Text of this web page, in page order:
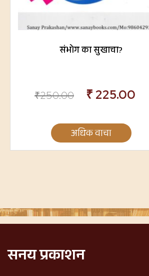
संभोग का सुखाचा?
₹250.00 ₹225.00
अधिक वाचा
सनय प्रकाशन